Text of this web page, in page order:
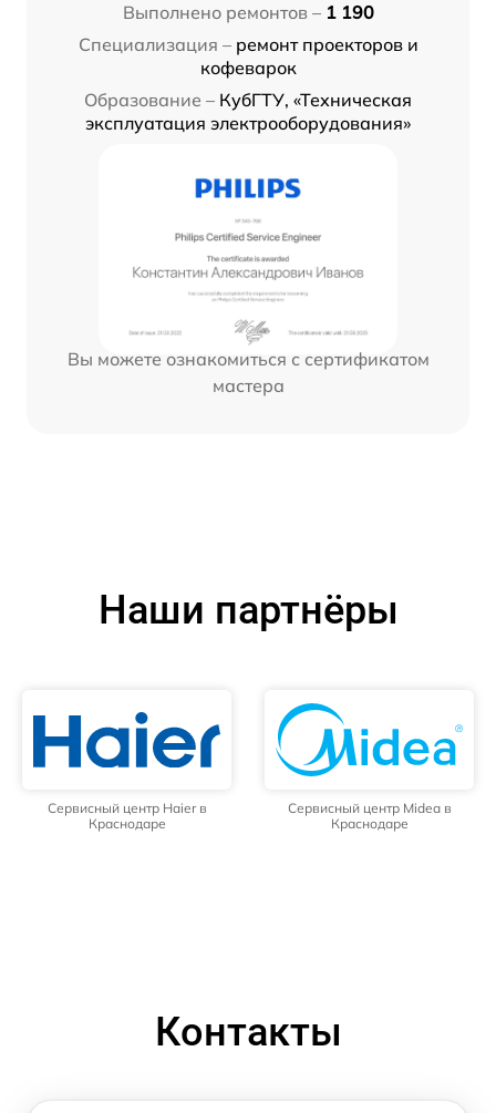
Выполнено ремонтов – 1 190
Специализация – ремонт проекторов и
кофеварок
Образование – КубГТУ, «Техническая
эксплуатация электрооборудования»
Вы можете ознакомиться с сертификатом
мастера
Наши партнёры
Сервисный центр Haier в
Краснодаре
Сервисный центр Midea в
Краснодаре
Контакты